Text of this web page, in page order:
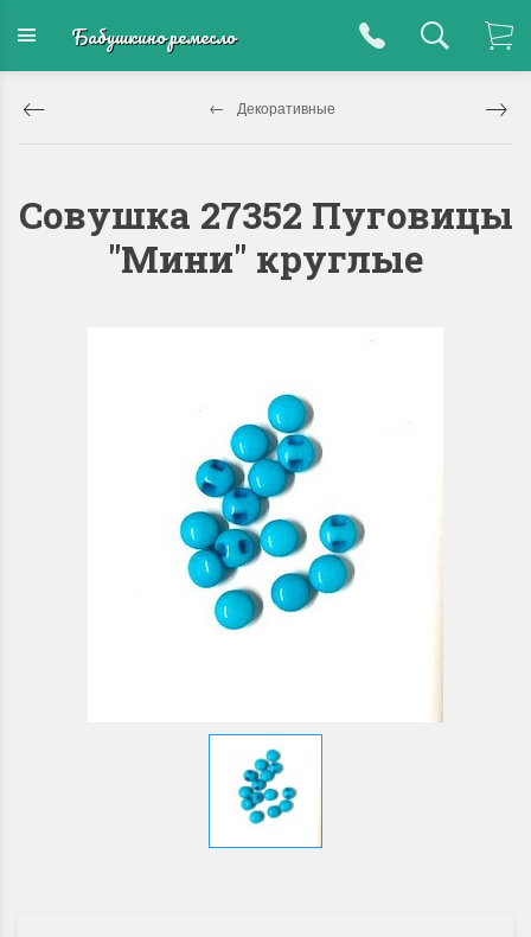
Бабушкино ремесло
Декоративные
Совушка 27352 Пуговицы
"Мини" круглые